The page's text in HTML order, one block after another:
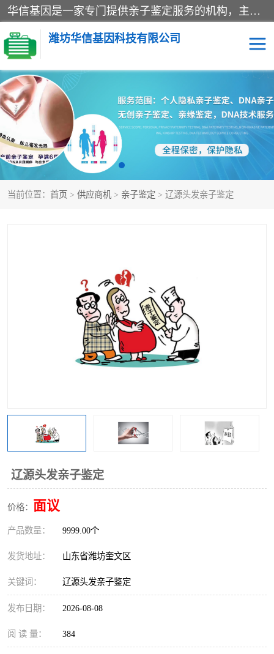
华信基因是一家专门提供亲子鉴定服务的机构，主要业务：济南亲子鉴定、临沂亲子鉴定、菏泽亲子鉴定、淄博亲子鉴定、青岛亲子鉴定、日照亲子鉴定、临朐亲子鉴定、寿光亲子鉴定等，联合广州、上海、北京、深圳、杭州、武汉、成都、合肥、贵阳、沈阳等地区有法医物证鉴定机构及基因检测公司，为国内外客户提供便捷的DNA鉴定服务。
潍坊华信基因科技有限公司
当前位置： 首页 > 供应商机 > 亲子鉴定 > 辽源头发亲子鉴定
辽源头发亲子鉴定
价格： 面议
产品数量： 9999.00个
发货地址： 山东省潍坊奎文区
关键词： 辽源头发亲子鉴定
发布日期： 2026-08-08
阅 读 量： 384
亲子鉴定 DNA亲子鉴定
隐私亲子鉴定 无创亲子鉴定
孕期亲子鉴定